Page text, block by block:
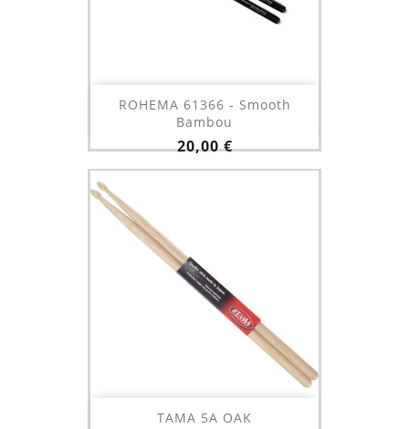
ROHEMA 61366 - Smooth
Bambou
Prix
20,00 €
TAMA 5A OAK